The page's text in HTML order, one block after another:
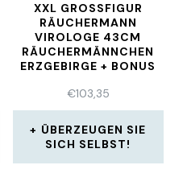
XXL GROSSFIGUR R
ÄUCHERMANN V
IROLOGE 43CM R
ÄUCHERMÄNNCHEN E
RZGEBIRGE + BONUS
€103,35
ÜBERZEUGEN SIE
SICH SELBST!